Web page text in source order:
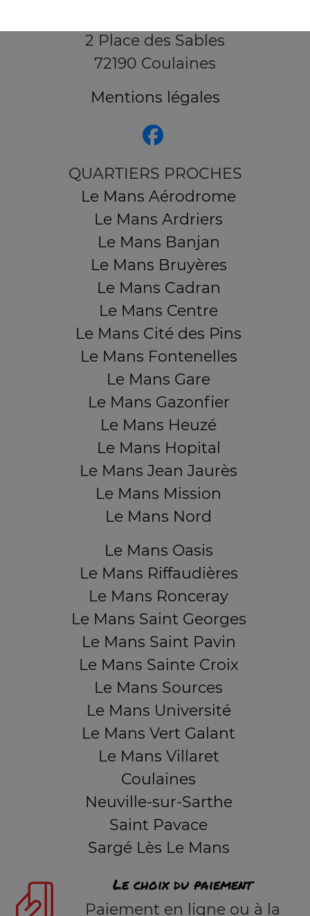
2 Place des Sables
72190 Coulaines
Mentions légales
QUARTIERS PROCHES
Le Mans Aérodrome
Le Mans Ardriers
Le Mans Banjan
Le Mans Bruyères
Le Mans Cadran
Le Mans Centre
Le Mans Cité des Pins
Le Mans Fontenelles
Le Mans Gare
Le Mans Gazonfier
Le Mans Heuzé
Le Mans Hopital
Le Mans Jean Jaurès
Le Mans Mission
Le Mans Nord
Le Mans Oasis
Le Mans Riffaudières
Le Mans Ronceray
Le Mans Saint Georges
Le Mans Saint Pavin
Le Mans Sainte Croix
Le Mans Sources
Le Mans Université
Le Mans Vert Galant
Le Mans Villaret
Coulaines
Neuville-sur-Sarthe
Saint Pavace
Sargé Lès Le Mans
Le choix du paiement
Paiement en ligne ou à la